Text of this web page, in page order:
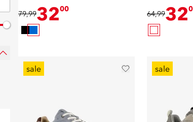
79,993200
64,9932
sale sale